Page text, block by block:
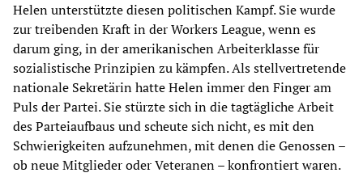
Helen unterstützte diesen politischen Kampf. Sie wurde
zur treibenden Kraft in der Workers League, wenn es
darum ging, in der amerikanischen Arbeiterklasse für
sozialistische Prinzipien zu kämpfen. Als stellvertretende
nationale Sekretärin hatte Helen immer den Finger am
Puls der Partei. Sie stürzte sich in die tagtägliche Arbeit
des Parteiaufbaus und scheute sich nicht, es mit den
Schwierigkeiten aufzunehmen, mit denen die Genossen –
ob neue Mitglieder oder Veteranen – konfrontiert waren.